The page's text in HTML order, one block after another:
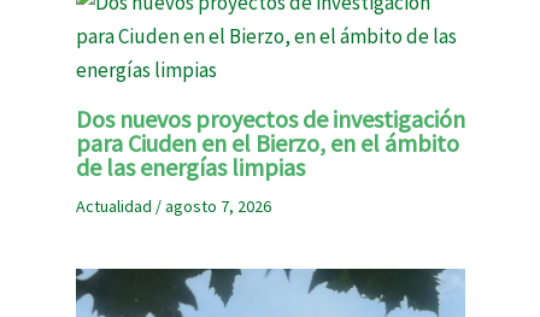
Dos nuevos proyectos de investigación
para Ciuden en el Bierzo, en el ámbito
de las energías limpias
Actualidad /agosto 7, 2026